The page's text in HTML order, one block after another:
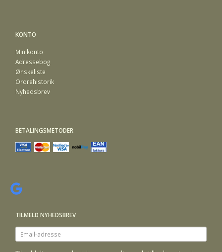
KONTO
Min konto
Adressebog
Ønskeliste
Ordrehistorik
Nyhedsbrev
BETALINGSMETODER
TILMELD NYHEDSBREV
Email-
adresse